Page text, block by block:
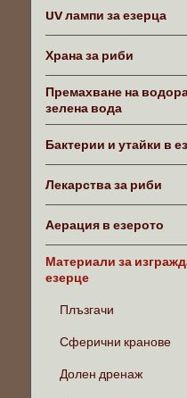
UV лампи за езерца
Храна за риби
Премахване на
зелена вода
Бактерии и утайки в
Лекарства за риби
Аерация в езерото
Материали за
езерце
Плъзгачи
Сферични кранове
Долен дренаж